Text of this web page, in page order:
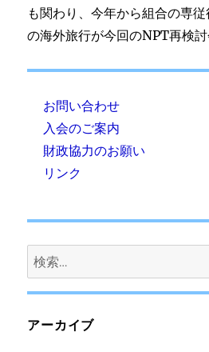
も関わり、今年から組合の専
の海外旅行が今回のNPT再検討
お問い合わせ
入会のご案内
財政協力のお願い
リンク
検
索:
アーカイブ